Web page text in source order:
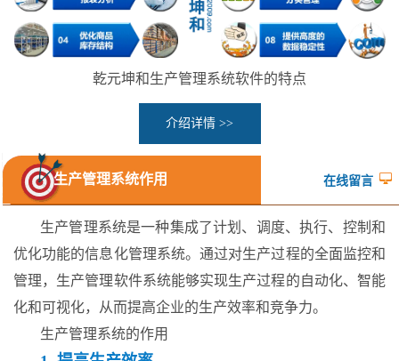
乾元坤和生产管理系统软件的特点
介绍详情 >>
生产管理系统作用 在线留言
生产管理系统是一种集成了计划、调度、执行、控制和
优化功能的信息化管理系统。通过对生产过程的全面监控和
管理，生产管理软件系统能够实现生产过程的自动化、智能
化和可视化，从而提高企业的生产效率和竞争力。
生产管理系统的作用